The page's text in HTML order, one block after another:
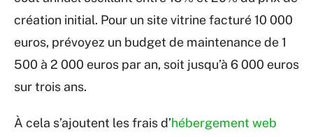
création initial. Pour un site vitrine facturé 10 000
euros, prévoyez un budget de maintenance de 1
500 à 2 000 euros par an, soit jusqu’à 6 000 euros
sur trois ans.
À cela s’ajoutent les frais d’hébergement web